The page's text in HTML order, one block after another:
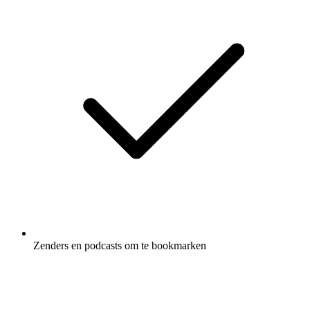
Zenders en podcasts om te bookmarken